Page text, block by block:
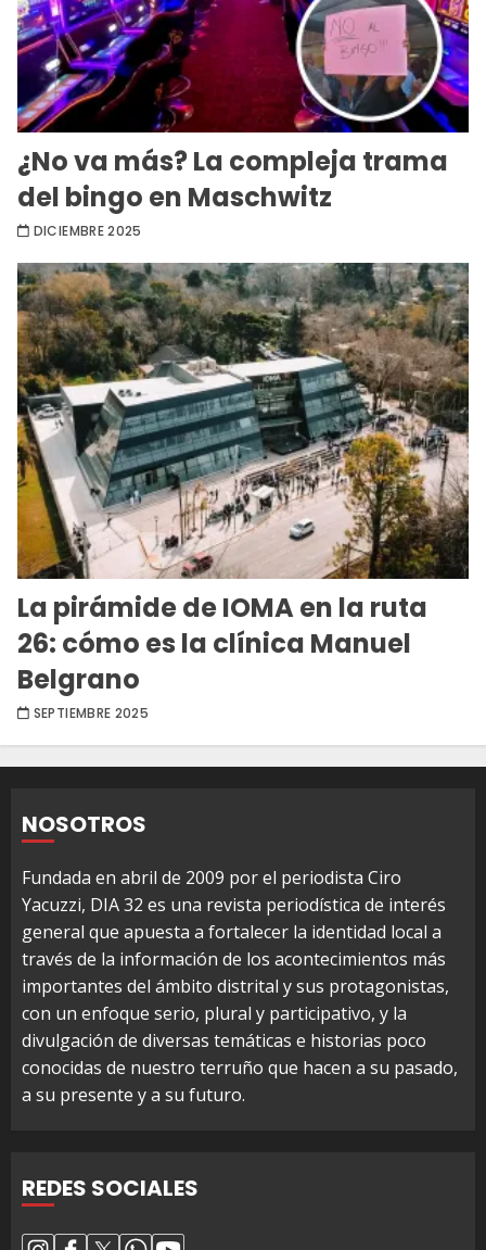
¿No va más? La compleja trama
del bingo en Maschwitz
DICIEMBRE 2025
La pirámide de IOMA en la ruta
26: cómo es la clínica Manuel
Belgrano
SEPTIEMBRE 2025
NOSOTROS
Fundada en abril de 2009 por el periodista Ciro
Yacuzzi, DIA 32 es una revista periodística de interés
general que apuesta a fortalecer la identidad local a
través de la información de los acontecimientos más
importantes del ámbito distrital y sus protagonistas,
con un enfoque serio, plural y participativo, y la
divulgación de diversas temáticas e historias poco
conocidas de nuestro terruño que hacen a su pasado,
a su presente y a su futuro.
REDES SOCIALES